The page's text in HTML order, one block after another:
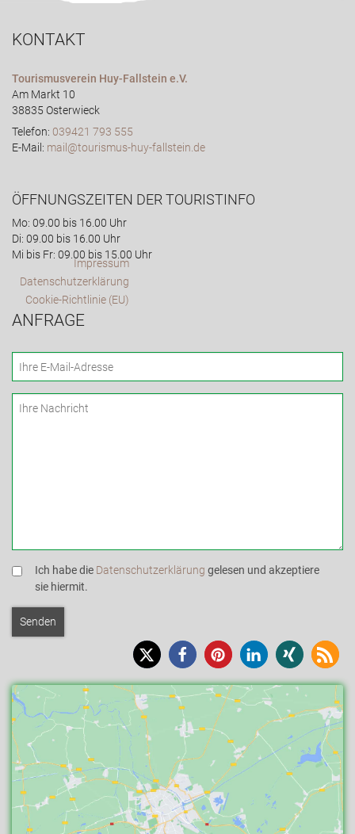
KONTAKT
Tourismusverein Huy-Fallstein e.V.
Am Markt 10
38835 Osterwieck
Telefon: 039421 793 555
E-Mail: mail@tourismus-huy-fallstein.de
ÖFFNUNGSZEITEN DER TOURISTINFO
Mo: 09.00 bis 16.00 Uhr
Di: 09.00 bis 16.00 Uhr
Mi bis Fr: 09.00 bis 15.00 Uhr
Impressum
Datenschutzerklärung
Cookie-Richtlinie (EU)
ANFRAGE
Ich habe die Datenschutzerklärung gelesen und akzeptiere
sie hiermit.